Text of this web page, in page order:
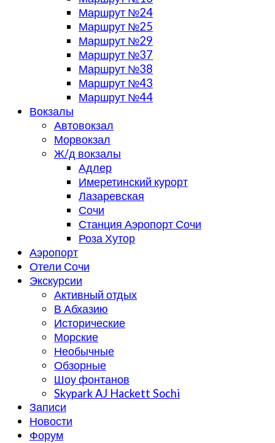
Маршрут №24
Маршрут №25
Маршрут №29
Маршрут №37
Маршрут №38
Маршрут №43
Маршрут №44
Вокзалы
Автовокзал
Морвокзал
Ж/д вокзалы
Адлер
Имеретинский курорт
Лазаревская
Сочи
Станция Аэропорт Сочи
Роза Хутор
Аэропорт
Отели Сочи
Экскурсии
Активный отдых
В Абхазию
Исторические
Морские
Необычные
Обзорные
Шоу фонтанов
Skypark AJ Hackett Sochi
Записи
Новости
Форум